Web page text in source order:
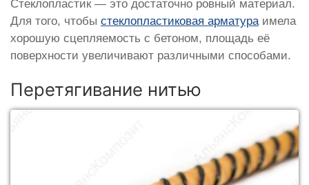
Стеклопластик — это достаточно ровный материал.
Для того, чтобы стеклопластиковая арматураимела
хорошую сцепляемость с бетоном, площадь её
поверхности увеличивают различными способами.
Перетягивание нитью